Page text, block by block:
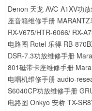
Denon 天龙 AVC-A1XV功
座音箱维修手册
RX-V675/HTR-6066/ RX-
电路图 Rotel 乐得 RB-
DSR-7.3功放维修手册
801磁带卡座维修手册
电唱机维修手册 audio-
S6040CP功放维修手册
电路图 Onkyo 安桥 TX-